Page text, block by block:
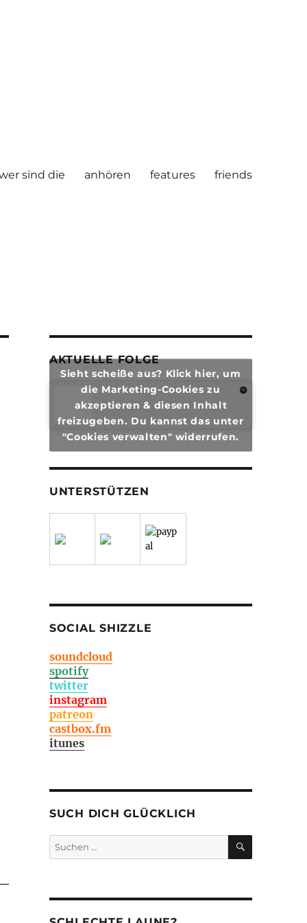
sind die anhören features friends
AKTUELLE FOLGE
Sieht scheiße aus? Klick hier, um
die Marketing-Cookies zu
akzeptieren & diesen Inhalt
freizugeben. Du kannst das unter
"Cookies verwalten" widerrufen.
UNTERSTÜTZEN
SOCIAL SHIZZLE
soundcloud
spotify
twitter
instagram
patreon
castbox.fm
itunes
SUCH DICH GLÜCKLICH
Suchen
nach:
SUCHEN